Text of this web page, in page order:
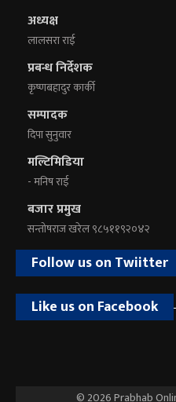
अध्यक्ष
लालसरा राई
प्रबन्ध निर्देशक
कृष्णबहादुर कार्की
सम्पादक
दिपा सुनुवार
मल्टिमिडिया
- मनिष राई
बजार प्रमुख
सन्तोषराज खरेल ९८५११९२०४२
Follow us on Twiitter
Like us on Facebook
© 2026 Prabhab